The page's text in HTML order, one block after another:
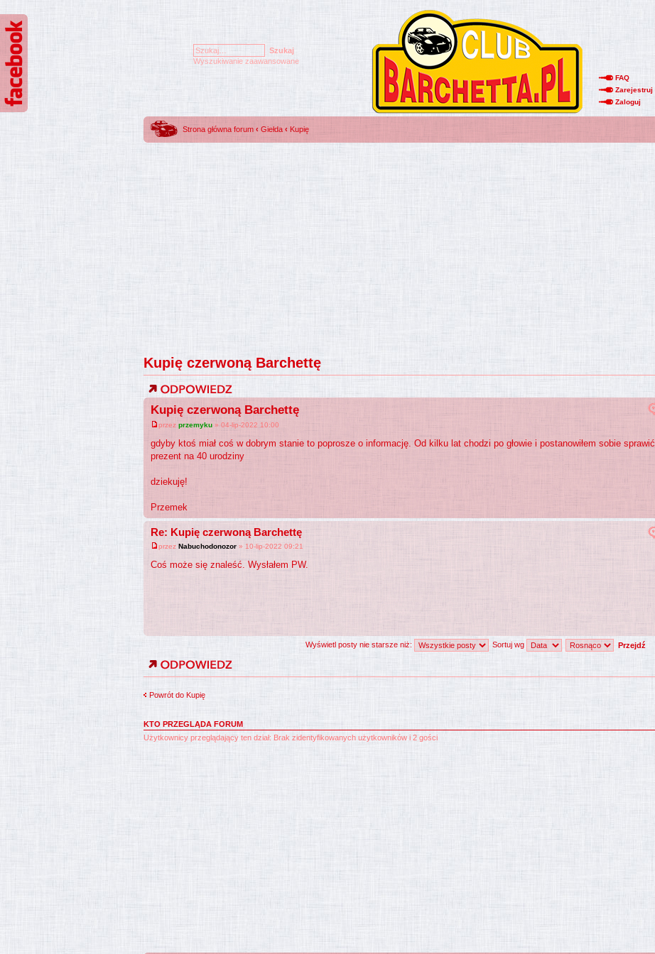
Wyszukiwanie zaawansowane
FAQ
Zarejestruj
Zaloguj
Strona główna forum ‹ Giełda ‹ Kupię
Kupię czerwoną Barchettę
Kupię czerwoną Barchettę
przez przemyku » 04-lip-2022 10:00
gdyby ktoś miał coś w dobrym stanie to poprosze o informację. Od kilku lat chodzi po głowie i postanowiłem sobie sprawić
prezent na 40 urodziny
dziekuję!
Przemek
Re: Kupię czerwoną Barchettę
przez Nabuchodonozor » 10-lip-2022 09:21
Coś może się znaleść. Wysłałem PW.
Wyświetl posty nie starsze niż: Sortuj wg
Powrót do Kupię
KTO PRZEGLĄDA FORUM
Użytkownicy przeglądający ten dział: Brak zidentyfikowanych użytkowników i 2 gości